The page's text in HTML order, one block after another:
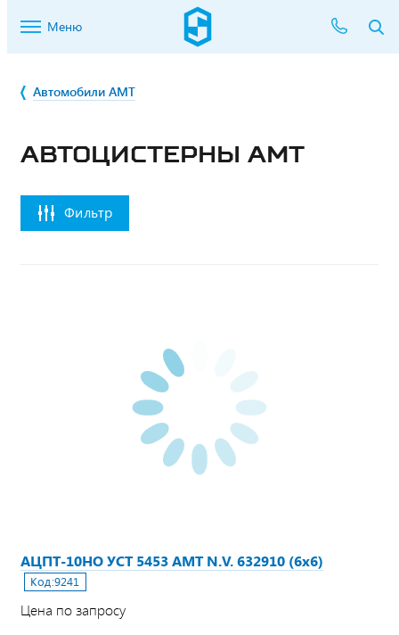
Меню
Автомобили AMT
АВТОЦИСТЕРНЫ AMT
Фильтр
АЦПТ-10НО УСТ 5453 АМТ N.V. 632910 (6х6)
Код:9241
Цена по запросу